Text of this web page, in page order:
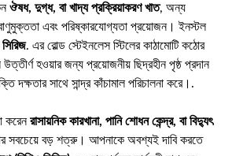
ঔষধ, দুগ্ধ, বা খাদ্য প্রক্রিয়াকরণ খাত, অন্য
এবং পরিষ্কারযোগ্যতা প্রয়োজন। ইনস্টল
. এর রোল্ড স্টেইনলেস স্টিলের কাঠামোটি কঠোর
হওয়ার জন্য প্রয়োজনীয় ছিদ্রহীন পৃষ্ঠ প্রদান
দক্ষতার সাথে সান্দ্র কাঁচামাল পরিচালনা করে।.
করেনরাসায়নিক কারখানা, পানি শোধন কেন্দ্র, বা বিদ্যুৎ
সবচেয়ে বড় শত্রু। আপনাকে অবশ্যই দাবি করতে